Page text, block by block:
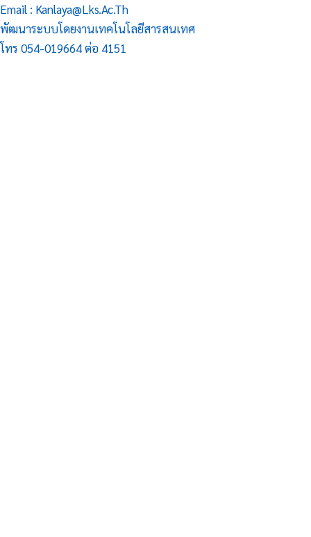
Email : Kanlaya@lks.ac.th
พัฒนาระบบโดยงานเทคโนโลยีสารสนเทศ
โทร 054-019664 ต่อ 4151